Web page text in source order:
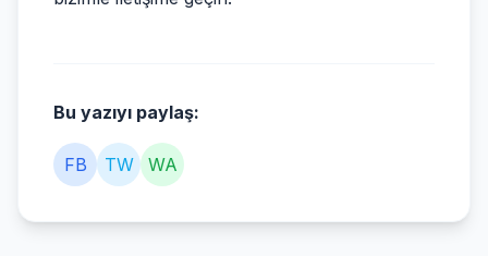
Bu yazıyı paylaş:
FB TW WA